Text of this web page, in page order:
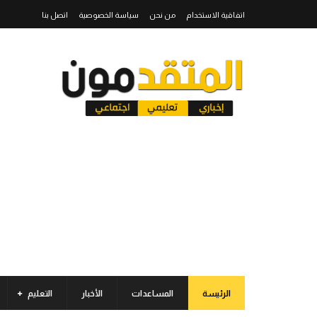
اتفاقية الاستخدام من نحن سياسة الخصوصية اتصل بنا
الرئيسة المساعدات الأخبار التعليم